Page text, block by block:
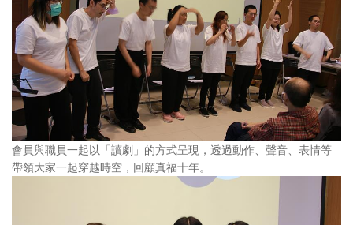
會員與職員一起以「讀劇」的方式呈現，透過動作、聲音、表情等
帶領大家一起穿越時空，回顧真福十年。